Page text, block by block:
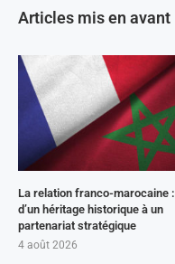
Articles mis en avant
La relation franco-marocaine :
d’un héritage historique à un
partenariat stratégique
4 août 2026